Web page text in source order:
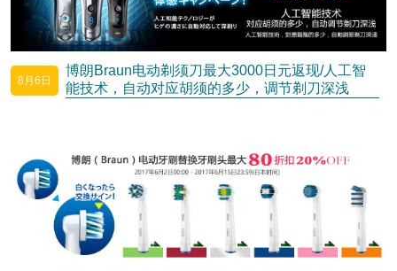
8月6日
博朗Braun电动剃须刀最大3000日元返现/人工智
能技术，自动对应胡须的多少，调节剃刀深浅